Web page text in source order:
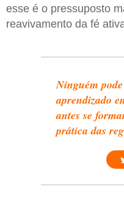
esse é o pressuposto
reavivamento da fé
Ninguém
aprendizado
antes se
prática das